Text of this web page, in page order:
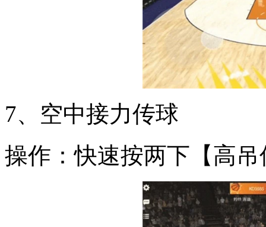
7、空中接力传球
操作：快速按两下【高